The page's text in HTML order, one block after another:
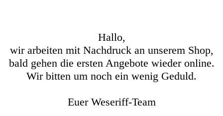
Hallo,
wir arbeiten mit Nachdruck an unserem Shop,
bald gehen die ersten Angebote wieder online.
Wir bitten um noch ein wenig Geduld.
Euer Weseriff-Team